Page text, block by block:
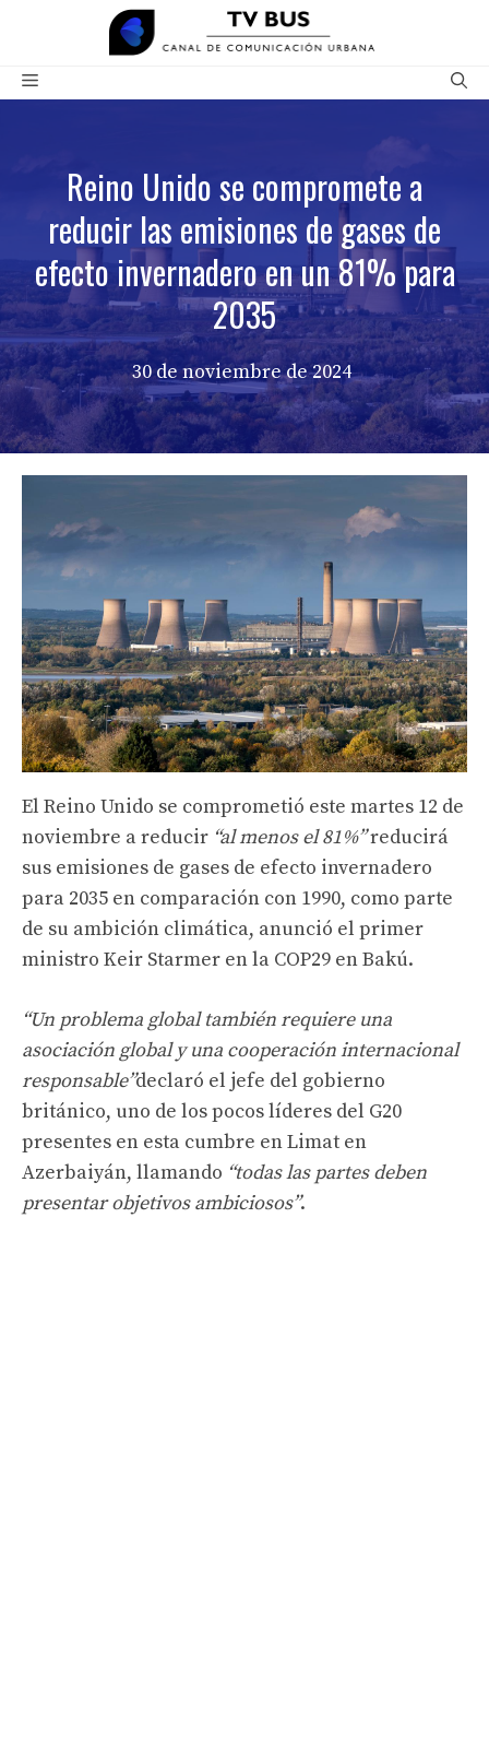
contenido
Menú
Reino Unido se compromete a
reducir las emisiones de gases de
efecto invernadero en un 81% para
2035
30 de noviembre de 2024
El Reino Unido se comprometió este martes 12 de
noviembre a reducir “al menos el 81%”reducirá
sus emisiones de gases de efecto invernadero
para 2035 en comparación con 1990, como parte
de su ambición climática, anunció el primer
ministro Keir Starmer en la COP29 en Bakú.
“Un problema global también requiere una
asociación global y una cooperación internacional
responsable”declaró el jefe del gobierno
británico, uno de los pocos líderes del G20
presentes en esta cumbre en Limat en
Azerbaiyán, llamando “todas las partes deben
presentar objetivos ambiciosos”.